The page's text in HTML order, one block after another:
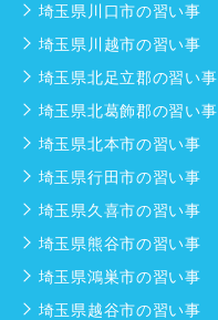
埼玉県川口市の習い事
埼玉県川越市の習い事
埼玉県北足立郡の習い事
埼玉県北葛飾郡の習い事
埼玉県北本市の習い事
埼玉県行田市の習い事
埼玉県久喜市の習い事
埼玉県熊谷市の習い事
埼玉県鴻巣市の習い事
埼玉県越谷市の習い事